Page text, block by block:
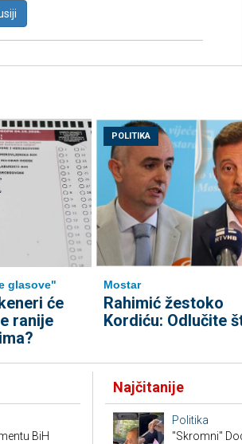
glasove"
će
ranije
POLITIKA
Mostar
Rahimić žestoko
Kordiću: Odlučite
BiH
Najčitanije
Politika
"Skromni"